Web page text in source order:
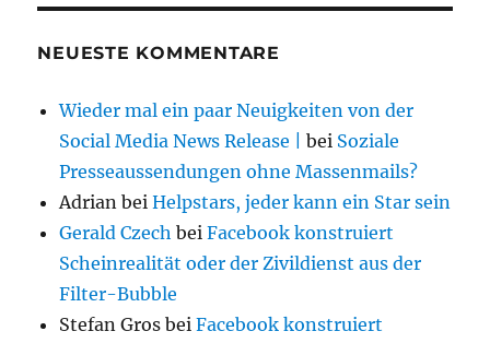
NEUESTE KOMMENTARE
Wieder mal ein paar Neuigkeiten von der
Social Media News Release |
bei Soziale
Presseaussendungen ohne Massenmails?
Adrian beiHelpstars, jeder kann ein Star sein
Gerald Czech beiFacebook konstruiert
Scheinrealität oder der Zivildienst aus der
Filter-Bubble
Stefan Gros beiFacebook konstruiert